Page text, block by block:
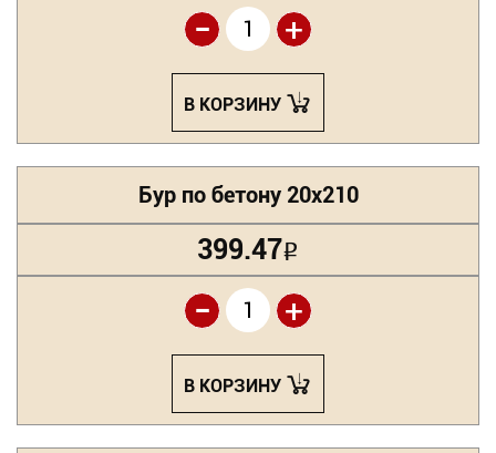
+
-
В КОРЗИНУ
Бур по бетону 20х210
399.47Р
+
-
В КОРЗИНУ